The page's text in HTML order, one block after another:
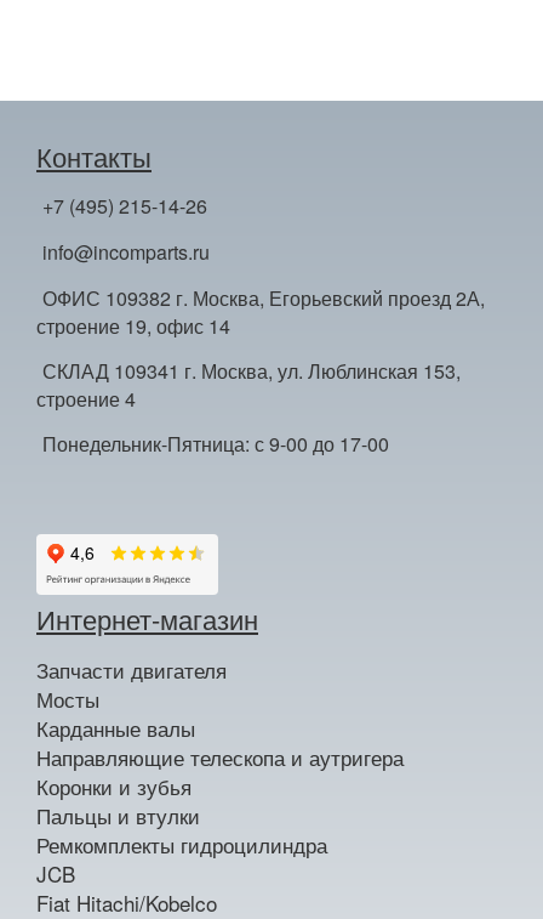
Контакты
+7 (495) 215-14-26
info@incomparts.ru
ОФИС 109382 г. Москва, Егорьевский проезд 2А,
строение 19, офис 14
СКЛАД 109341 г. Москва, ул. Люблинская 153,
строение 4
Понедельник-Пятница: с 9-00 до 17-00
Интернет-магазин
Запчасти двигателя
Мосты
Карданные валы
Направляющие телескопа и аутригера
Коронки и зубья
Пальцы и втулки
Ремкомплекты гидроцилиндра
JCB
Fiat Hitachi/Kobelco